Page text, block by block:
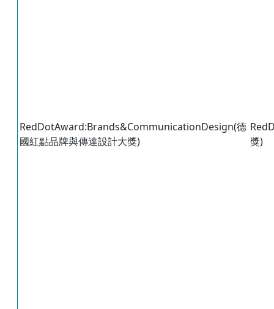
RedDotAward:Brands&CommunicationDesign(德
國紅點品牌與傳達設計大獎)
獎)